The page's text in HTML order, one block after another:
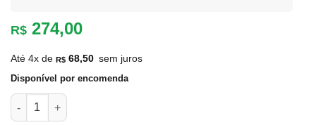
R$ 274,00
Até 4x de R$ 68,50 sem juros
Disponível por encomenda
Lumi Terra 16 cores 18cm quantidade